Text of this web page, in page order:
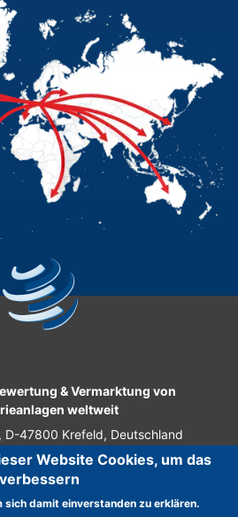
& Vermarktung von
weltweit
D-47800 Krefeld, Deutschland
2151 32 500 33
2151 65 29 22
Asset-Trade
Website Cookies, um das
sich damit einverstanden zu erklären.